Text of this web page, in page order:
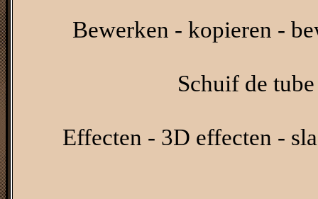
Bewerken - kopieren -
Schuif de
Effecten - 3D effecten -